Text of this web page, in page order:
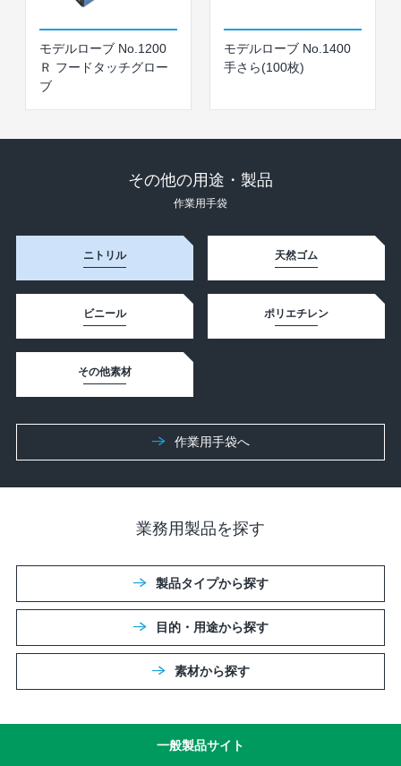
モデルローブ No.1200
Ｒ フードタッチグロー
ブ
モデルローブ No.1400
手さら(100枚)
その他の用途・製品
作業⽤⼿袋
ニトリル 天然ゴム
ビニール ポリエチレン
その他素材
作業⽤⼿袋へ
業務用製品を探す
製品タイプから探す
目的・用途から探す
素材から探す
一般製品サイト